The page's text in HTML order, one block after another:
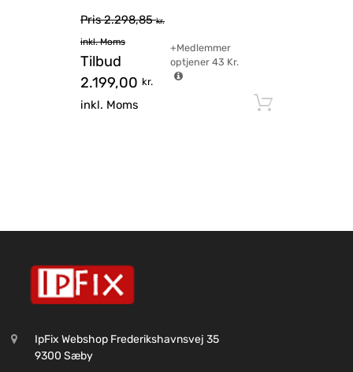
Pris2.298,85kr.
inkl. Moms
Tilbud
2.199,00 kr.
inkl. Moms
+Medlemmer
optjener43 Kr.
IpFix Webshop Frederikshavnsvej 35
9300 Sæby